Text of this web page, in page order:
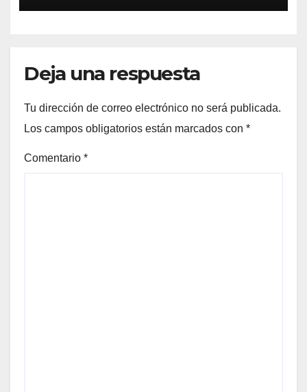
Deja una respuesta
Tu dirección de correo electrónico no será publicada.
Los campos obligatorios están marcados con *
Comentario *